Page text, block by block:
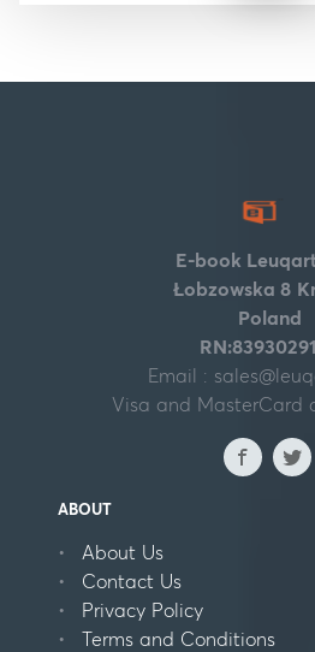
E-book
Łobzowska 8
Poland
Email :
Visa and MasterCard
ABOUT
About Us
Contact Us
Privacy Policy
Terms and Conditions